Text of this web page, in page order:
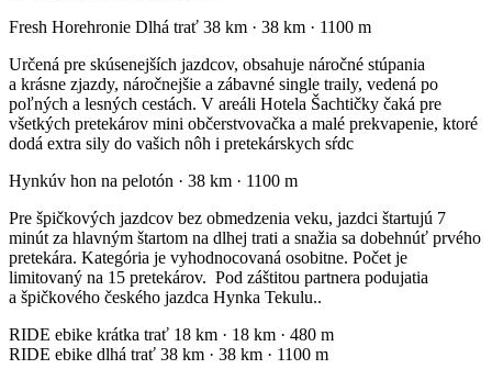
Fresh Horehronie Dlhá trať 38 km · 38 km · 1100 m
Určená pre skúsenejších jazdcov, obsahuje náročné stúpania
a krásne zjazdy, náročnejšie a zábavné single traily, vedená po
poľných a lesných cestách. V areáli Hotela Šachtičky čaká pre
všetkých pretekárov mini občerstvovačka a malé prekvapenie, ktoré
dodá extra sily do vašich nôh i pretekárskych sŕdc
Hynkúv hon na pelotón · 38 km · 1100 m
Pre špičkových jazdcov bez obmedzenia veku, jazdci štartujú 7
minút za hlavným štartom na dlhej trati a snažia sa dobehnúť prvého
pretekára. Kategória je vyhodnocovaná osobitne. Počet je
limitovaný na 15 pretekárov. Pod záštitou partnera podujatia
a špičkového českého jazdca Hynka Tekulu..
RIDE ebike krátka trať 18 km · 18 km · 480 m
RIDE ebike dlhá trať 38 km · 38 km · 1100 m